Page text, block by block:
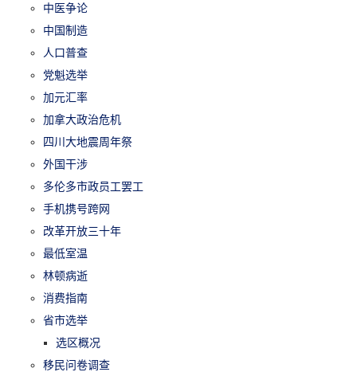
中医争论
中国制造
人口普查
党魁选举
加元汇率
加拿大政治危机
四川大地震周年祭
外国干涉
多伦多市政员工罢工
手机携号跨网
改革开放三十年
最低室温
林顿病逝
消费指南
省市选举
选区概况
移民问卷调查